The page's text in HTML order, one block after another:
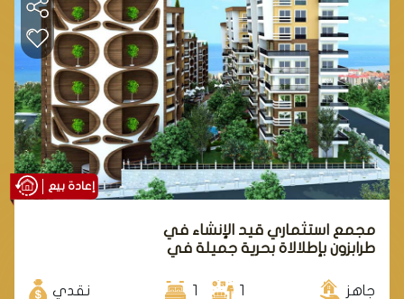
مجمع استثماري قيد الإنشاء في
طرابزون بإطلالاة بحرية جميلة في
جاهز 1
1 نقدي